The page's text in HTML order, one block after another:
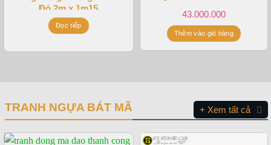
Đỏ 2m x 1m15
Đọc tiếp
43.000.000
Thêm vào giỏ hàng
TRANH NGỰA BÁT MÃ + Xem tất cả